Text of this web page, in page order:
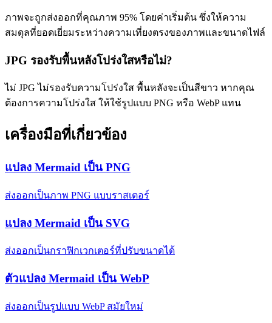
ภาพจะถูกส่งออกที่คุณภาพ 95% โดยค่าเริ่มต้น ซึ่งให้ความ
สมดุลที่ยอดเยี่ยมระหว่างความเที่ยงตรงของภาพและขนาดไฟล์
JPG รองรับพื้นหลังโปร่งใสหรือไม่?
ไม่ JPG ไม่รองรับความโปร่งใส พื้นหลังจะเป็นสีขาว หากคุณ
ต้องการความโปร่งใส ให้ใช้รูปแบบ PNG หรือ WebP แทน
เครื่องมือที่เกี่ยวข้อง
แปลง Mermaid เป็น PNG
ส่งออกเป็นภาพ PNG แบบราสเตอร์
แปลง Mermaid เป็น SVG
ส่งออกเป็นกราฟิกเวกเตอร์ที่ปรับขนาดได้
ตัวแปลง Mermaid เป็น WebP
ส่งออกเป็นรูปแบบ WebP สมัยใหม่